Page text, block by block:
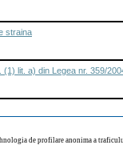
straina
(1) lit. a) din Legea nr. 359/
de profilare anonima a